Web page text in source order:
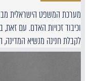
מערכת המשפט הישראלית
וכיבוד זכויות האדם. עם זאת,
לקבלת חנינה מנשיא